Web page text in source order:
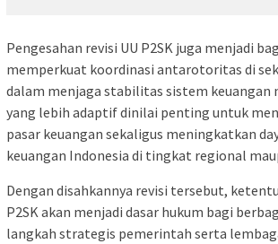
Pengesahan revisi UU P2SK juga menjadi
memperkuat koordinasi antarotoritas di
dalam menjaga stabilitas sistem keuangan
yang lebih adaptif dinilai penting untuk
pasar keuangan sekaligus meningkatkan
keuangan Indonesia di tingkat regional
Dengan disahkannya revisi tersebut,
P2SK akan menjadi dasar hukum bagi
langkah strategis pemerintah serta